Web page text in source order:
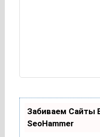
Забиваем Сайты
SeoHammer